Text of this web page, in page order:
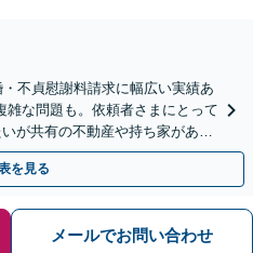
不貞慰謝料請求に幅広い実績あ
雑な問題も。依頼者さまにとって
が共有の不動産や持ち家があ
相談30分無料】
を見る
メールでお問い合わせ